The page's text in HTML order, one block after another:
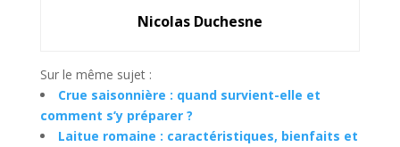
Nicolas Duchesne
Sur le même sujet :
Crue saisonnière : quand survient-elle et
comment s’y préparer ?
Laitue romaine : caractéristiques, bienfaits et